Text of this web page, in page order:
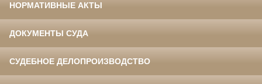
НОРМАТИВНЫЕ АКТЫ
ДОКУМЕНТЫ СУДА
СУДЕБНОЕ ДЕЛОПРОИЗВОДСТВО